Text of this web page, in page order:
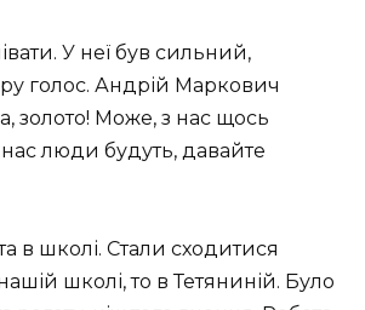
У неї був сильний,
голос. Андрій Маркович
золото! Може, з нас щось
люди будуть, давайте
в школі. Стали сходитися
школі, то в Тетяниній. Було